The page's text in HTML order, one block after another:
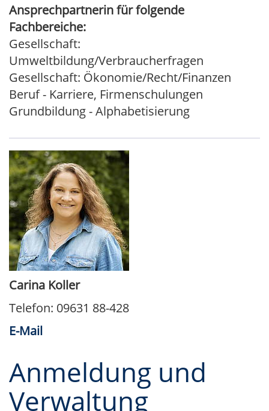
Ansprechpartnerin für folgende
Fachbereiche:
Gesellschaft:
Umweltbildung/Verbraucherfragen
Gesellschaft: Ökonomie/Recht/Finanzen
Beruf - Karriere, Firmenschulungen
Grundbildung - Alphabetisierung
Carina Koller
Telefon: 09631 88-428
E-Mail
Anmeldung und
Verwaltung